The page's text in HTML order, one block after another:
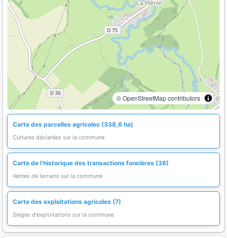
© OpenStreetMap contributors
Carte des parcelles agricoles (338,6 ha)
Cultures déclarées sur la commune
Carte de l'historique des transactions foncières (38)
Ventes de terrains sur la commune
Carte des exploitations agricoles (7)
Sieges d'exploitations sur la commune